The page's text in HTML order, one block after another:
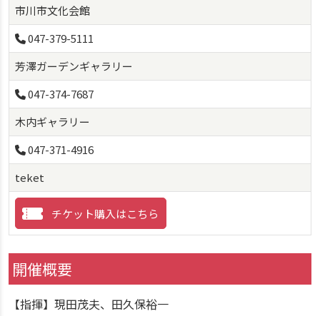
市川市文化会館
047-379-5111
芳澤ガーデンギャラリー
047-374-7687
木内ギャラリー
047-371-4916
teket
チケット購入はこちら
開催概要
【指揮】現田茂夫、田久保裕一